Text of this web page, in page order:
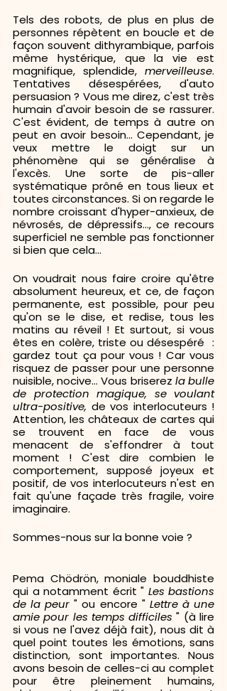
Tels des robots, de plus en plus de
personnes répètent en boucle et de
façon souvent dithyrambique, parfois
même hystérique, que la vie est
magnifique, splendide, merveilleuse.
Tentatives désespérées, d'auto
persuasion ? Vous me direz, c'est très
humain d'avoir besoin de se rassurer.
C'est évident, de temps à autre on
peut en avoir besoin... Cependant, je
veux mettre le doigt sur un
phénomène qui se généralise à
l'excès. Une sorte de pis-aller
systématique prôné en tous lieux et
toutes circonstances. Si on regarde le
nombre croissant d'hyper-anxieux, de
névrosés, de dépressifs..., ce recours
superficiel ne semble pas fonctionner
si bien que cela...
On voudrait nous faire croire qu'être
absolument heureux, et ce, de façon
permanente, est possible, pour peu
qu'on se le dise, et redise, tous les
matins au réveil ! Et surtout, si vous
êtes en colère, triste ou désespéré  :
gardez tout ça pour vous ! Car vous
risquez de passer pour une personne
nuisible, nocive... Vous briserez la bulle
de protection magique, se voulant
ultra-positive, de vos interlocuteurs !
Attention, les châteaux de cartes qui
se trouvent en face de vous
menacent de s'effondrer à tout
moment ! C'est dire combien le
comportement, supposé joyeux et
positif, de vos interlocuteurs n'est en
fait qu'une façade très fragile, voire
imaginaire.
Sommes-nous sur la bonne voie ?
Pema Chödrön, moniale bouddhiste
qui a notamment écrit " Les bastions
de la peur " ou encore " Lettre à une
amie pour les temps difficiles " (à lire
si vous ne l'avez déjà fait), nous dit à
quel point toutes les émotions, sans
distinction, sont importantes. Nous
avons besoin de celles-ci au complet
pour être pleinement humains,